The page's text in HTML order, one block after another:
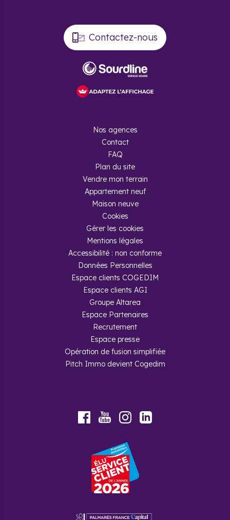
Contactez-nous
Nos agences
Contact
FAQ
Plan du site
Vendre mon terrain
Appartement neuf
Maison neuve
Cookies
Gérer les cookies
Mentions légales
Accessibilité : non conforme
Données Personnelles
Espace clients COGEDIM
Espace clients AGI
Groupe Altarea
Espace Partenaires
Recrutement
Espace presse
Opération de fusion simplifiée
Pitch Immo devient Cogedim
FacebookYoutubeInstagram